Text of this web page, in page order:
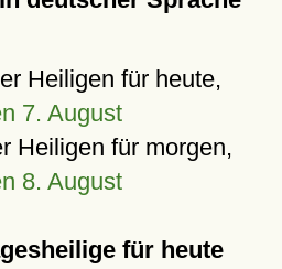
Heiligen für heute,
7. August
Heiligen für morgen,
8. August
für heute